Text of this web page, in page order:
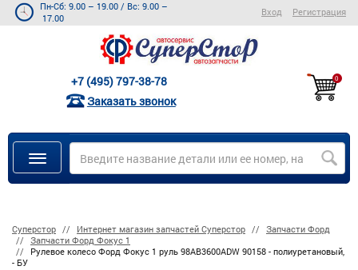
Пн-Сб: 9.00 – 19.00 / Вс: 9.00 –
17.00
Вход Регистрация
+7 (495) 797-38-78
Заказать звонок
0
Суперстор Интернет магазин запчастей Суперстор
Запчасти Форд
Запчасти Форд Фокус 1
Рулевое колесо Форд Фокус 1 руль 98AB3600ADW 90158 - полиуретановый,
- БУ